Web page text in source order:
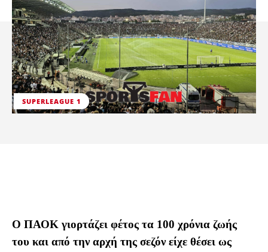
SUPERLEAGUE 1
Ο ΠΑΟΚ γιορτάζει φέτος τα 100 χρόνια ζωής
του και από την αρχή της σεζόν είχε θέσει ως